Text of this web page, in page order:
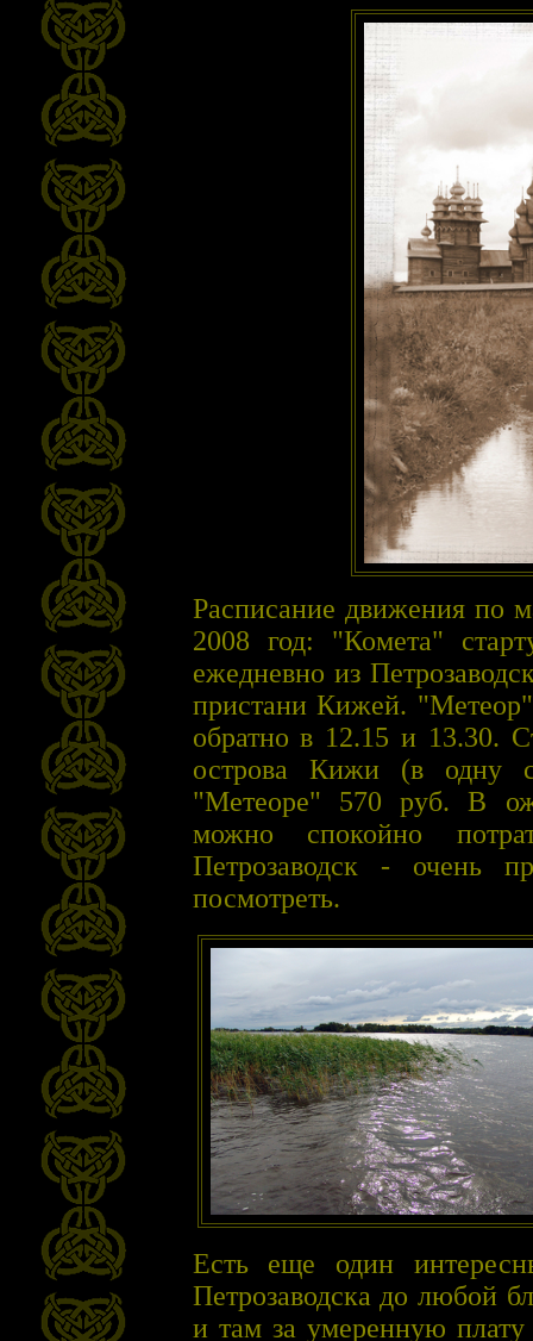
Расписание движения по
2008 год: "Комета"
ежедневно из
пристани Кижей. "Метеор"
обратно в 12.15 и 13.30.
острова Кижи (в одну
"Метеоре" 570 руб. В
можно спокойно
Петрозаводск - очень
посмотреть.
Есть еще один
Петрозаводска до любой
и там за умеренную плату